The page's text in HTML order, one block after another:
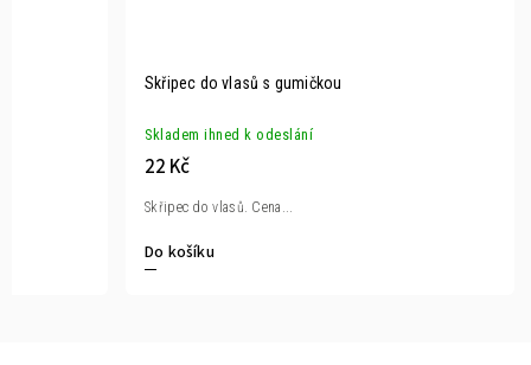
Skřipec do vlasů s gumičkou
Skladem ihned k odeslání
22 Kč
Do košíku
Skřipec do vlasů. Cena...